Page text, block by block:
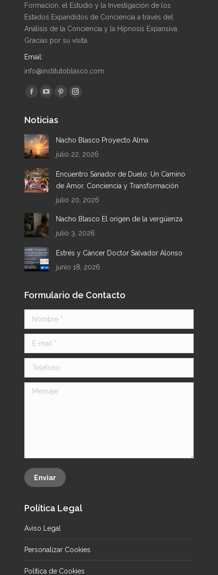
Formacion, el Estudio y la Investigación de los
Estados Expandidos de Conciencia a través del
Análisis de la Conciencia y la Hipnosis Expansiva.
Gracias por su visita.
Email:
info@institutoblasco.com
Encuéntranos en:
Facebook
opens
in
new
window
YouTube
opens
in
new
window
Pinterest
window
Instagram
window
Noticias
Nacho Blasco Proyecto Alma
julio 22, 2026
Encuentro Sanador de Duelo: Un Camino
de Amor, Conciencia y Transformación
julio 20, 2026
Nacho Blasco El origen de la vergüenza
julio 3, 2026
Estrés y Cáncer Doctor Salvador Alonso
junio 18, 2026
Formulario de Contacto
Nombre *
E-mail *
Teléfono
Mensaje
Enviar
Política Legal
Aviso Legal
Personalizar Cookies
Política de Cookies